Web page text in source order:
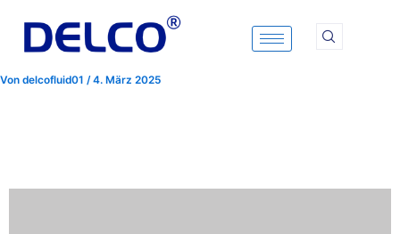
Inhalt
springen
Von delcofluid01 /4. März 2025